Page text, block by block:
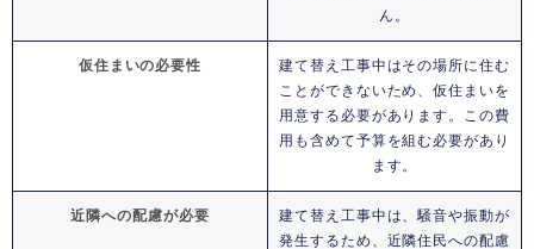
ん。
仮住まいの必要性
建て替え工事中はその場所に住む
ことができないため、仮住まいを
用意する必要があります。この費
用も含めて予算を組む必要があり
ます。
近隣への配慮が必要
建て替え工事中は、騒音や振動が
発生するため、近隣住民への配慮